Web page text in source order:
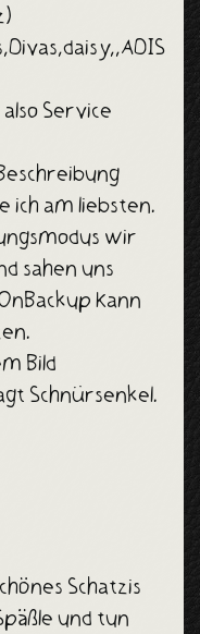
Service
ich am liebsten.
wir
sahen uns
Kann
Bild
Schnürsenkel.
Schatzis
und tun